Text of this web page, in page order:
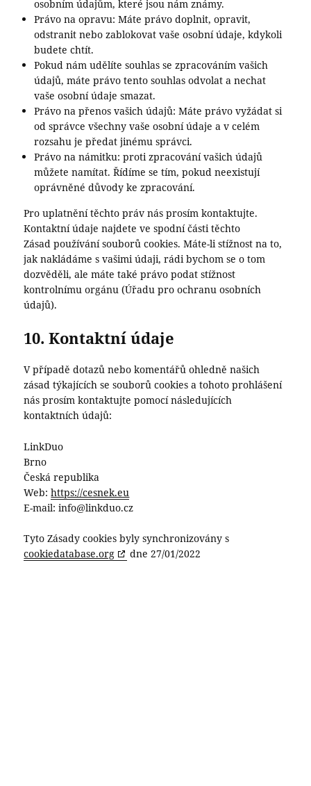
osobním údajům, které jsou nám známy.
Právo na opravu: Máte právo doplnit, opravit,
odstranit nebo zablokovat vaše osobní údaje, kdykoli
budete chtít.
Pokud nám udělíte souhlas se zpracováním vašich
údajů, máte právo tento souhlas odvolat a nechat
vaše osobní údaje smazat.
Právo na přenos vašich údajů: Máte právo vyžádat si
od správce všechny vaše osobní údaje a v celém
rozsahu je předat jinému správci.
Právo na námitku: proti zpracování vašich údajů
můžete namítat. Řídíme se tím, pokud neexistují
oprávněné důvody ke zpracování.
Pro uplatnění těchto práv nás prosím kontaktujte.
Kontaktní údaje najdete ve spodní části těchto
Zásad používání souborů cookies. Máte-li stížnost na to,
jak nakládáme s vašimi údaji, rádi bychom se o tom
dozvěděli, ale máte také právo podat stížnost
kontrolnímu orgánu (Úřadu pro ochranu osobních
údajů).
10. Kontaktní údaje
V případě dotazů nebo komentářů ohledně našich
zásad týkajících se souborů cookies a tohoto prohlášení
nás prosím kontaktujte pomocí následujících
kontaktních údajů:
LinkDuo
Brno
Česká republika
Web:https://cesnek.eu
E-mail:info@linkduo.cz
Tyto Zásady cookies byly synchronizovány s
cookiedatabase.org
dne 27/01/2022